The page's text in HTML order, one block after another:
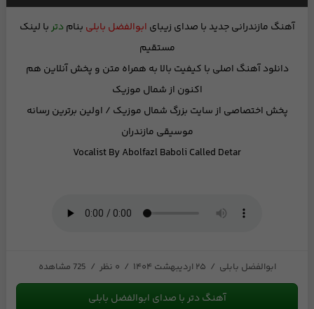
آهنگ مازندرانی جدید با صدای زیبای ابوالفضل بابلی بنام دتربا لینک
مستقیم
دانلود آهنگ اصلی با کیفیت بالا به همراه متن و پخش آنلاین هم
اکنون از شمال موزیک
پخش اختصاصی ازسایت بزرگ شمال موزیک / اولین برترین رسانه
موسیقی مازندران
Vocalist ByAbolfazl Baboli Called Detar
ابوالفضل بابلی / ۲۵ اردیبهشت ۱۴۰۴ / ۰ نظر / 725 مشاهده
آهنگ دتر با صدای ابوالفضل بابلی